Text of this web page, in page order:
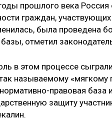
прошлого века Россия
граждан,
была проведена
отметил
в этом процессе
называемому «мягкому
правовая база
защиту